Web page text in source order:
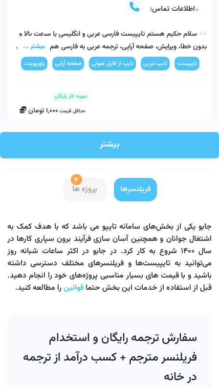
اطلاعات تماس:
تایپیست تایپ عربی تایپ از فایل صوتی صفحه آرایی پاورپوینت
سلام حکیم هستم تایپیست فارسی عربی و انگلیسی با سرعت بالا و
بیشتر ...
نمونه کار رایگان
حداقل قیمت 1,000تومان
بیشتر
جابو یکی از بخش‌های سامانه تایپو می باشد که با هدف کمک به
اشتغال جوانان و همچنین آسان سازی فرآیند برون سپاری کارها در
سال 1400 شروع به کار کرد. در جابو در اکثر ساعات شبانه روز
می‌توانید به تایپیست‌ها و فریلنسرهای مختلف دسترسی داشته
باشید و با قیمت های بسیار مناسبی پروژه‌های خود را انجام دهید.
قبل از استفاده از خدمات این بخش حتما قوانین را مطالعه کنید.
سفارش ترجمه رایگان و استخدام
فریلنسر مترجم + کسب درآمد از ترجمه
در خانه